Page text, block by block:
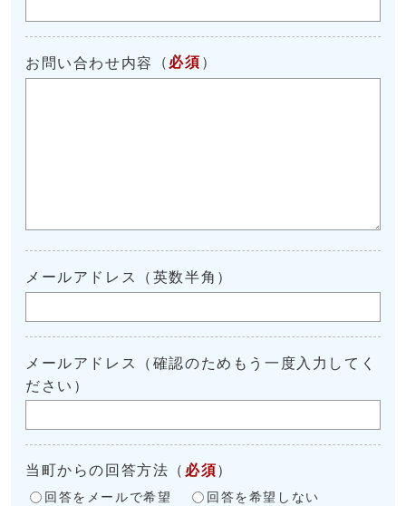
お問い合わせ内容 （ 必須 ）
メールアドレス（英数半角）
メールアドレス（確認のためもう一度入力してく
ださい）
当町からの回答方法 （ 必須 ）
回答をメールで希望 回答を希望しない